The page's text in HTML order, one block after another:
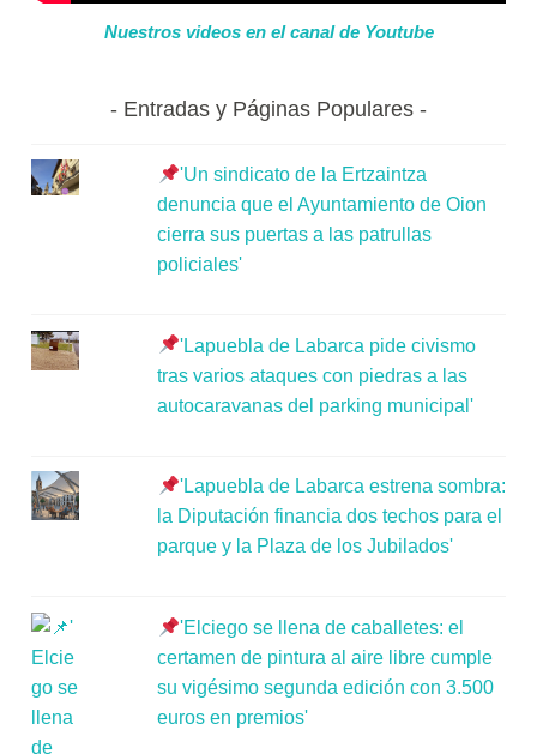
Nuestros videos en el canal de Youtube
Entradas y Páginas Populares
'Un sindicato de la Ertzaintza
denuncia que el Ayuntamiento de Oion
cierra sus puertas a las patrullas
policiales'
'Lapuebla de Labarca pide civismo
tras varios ataques con piedras a las
autocaravanas del parking municipal'
'Lapuebla de Labarca estrena sombra:
la Diputación financia dos techos para el
parque y la Plaza de los Jubilados'
'Elciego se llena de caballetes: el
certamen de pintura al aire libre cumple
su vigésimo segunda edición con 3.500
euros en premios'